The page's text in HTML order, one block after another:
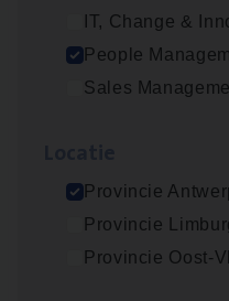
IT, Change &
People
Sales
Provincie
Provincie
Provincie Oost-
Antwerpen